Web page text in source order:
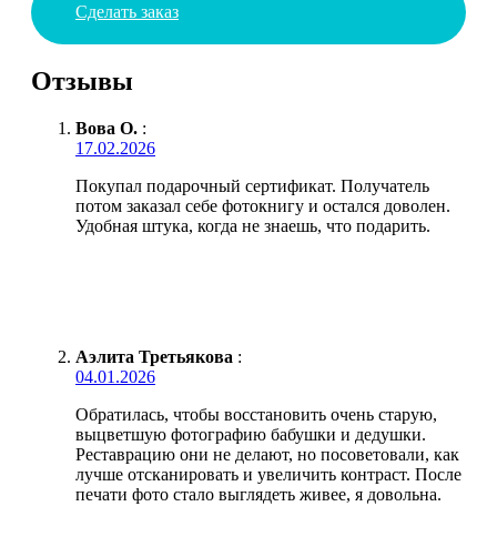
Сделать заказ
Отзывы
Вова О. :
17.02.2026
Покупал подарочный сертификат. Получатель
потом заказал себе фотокнигу и остался доволен.
Удобная штука, когда не знаешь, что подарить.
Аэлита Третьякова :
04.01.2026
Обратилась, чтобы восстановить очень старую,
выцветшую фотографию бабушки и дедушки.
Реставрацию они не делают, но посоветовали, как
лучше отсканировать и увеличить контраст. После
печати фото стало выглядеть живее, я довольна.